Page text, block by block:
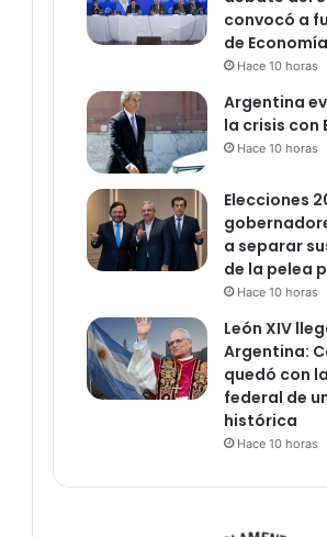
convocó a
de Economía
Hace 10 horas
Argentina
la crisis con
Hace 10 horas
Elecciones
a separar
de la pelea
Hace 10 horas
León XIV
Argentina:
quedó con
federal de
histórica
Hace 10 horas